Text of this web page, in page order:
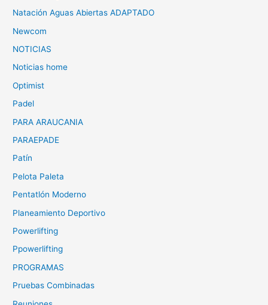
Natación Aguas Abiertas ADAPTADO
Newcom
NOTICIAS
Noticias home
Optimist
Padel
PARA ARAUCANIA
PARAEPADE
Patín
Pelota Paleta
Pentatlón Moderno
Planeamiento Deportivo
Powerlifting
Ppowerlifting
PROGRAMAS
Pruebas Combinadas